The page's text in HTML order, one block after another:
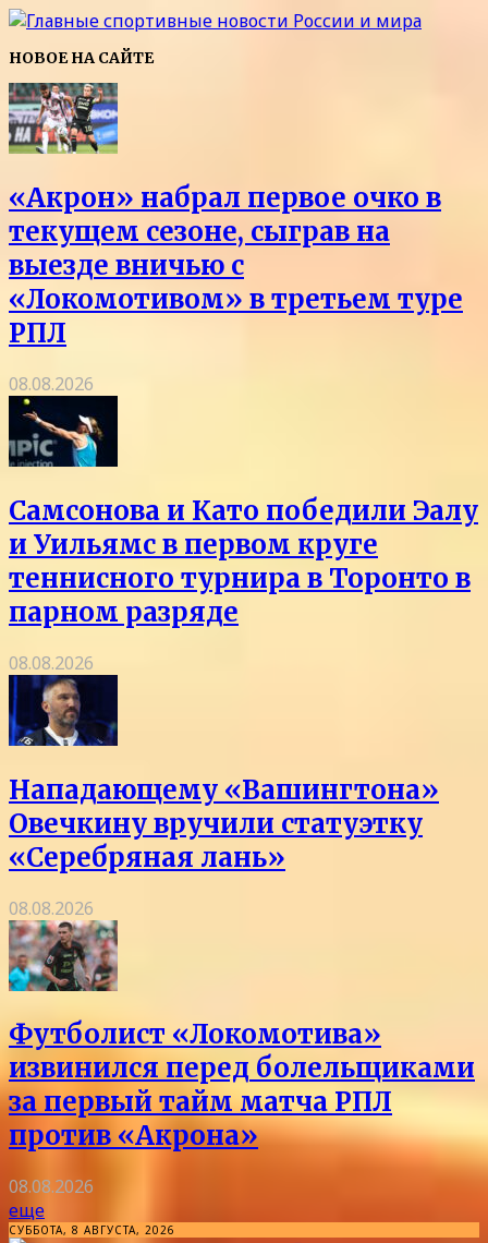
НОВОЕ НА САЙТЕ
«Акрон» набрал первое очко в
текущем сезоне, сыграв на
выезде вничью с
«Локомотивом» в третьем туре
РПЛ
08.08.2026
Самсонова и Като победили Эалу
и Уильямс в первом круге
теннисного турнира в Торонто в
парном разряде
08.08.2026
Нападающему «Вашингтона»
Овечкину вручили статуэтку
«Серебряная лань»
08.08.2026
Футболист «Локомотива»
извинился перед болельщиками
за первый тайм матча РПЛ
против «Акрона»
08.08.2026
еще
СУББОТА, 8 АВГУСТА, 2026